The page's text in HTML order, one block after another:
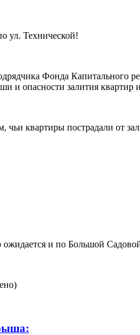
ул. Технической!
Фонда Капитального
и опасности залития квартир
чьи квартиры пострадали от
ожидается и по Большой